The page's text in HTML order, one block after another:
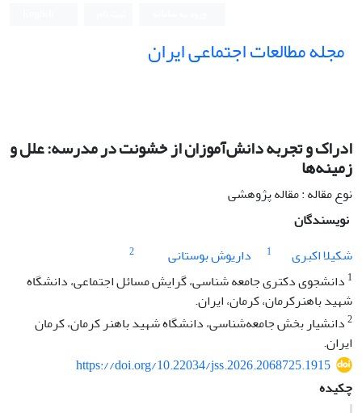
مجله مطالعات اجتماعی ایران
ادراک و تجربه دانش‌آموزان از خشونت در مدرسه: علل و
زمینه‌ها
نوع مقاله : مقاله پژوهشی
نویسندگان
شکیلا اکبری
1 داریوش بوستانی
2
1 دانشجوی دکتری جامعه شناسی، گرایش مسائل اجتماعی، دانشگاه
شهید باهنرکرمان، کرمان، ایران.
2دانشیار بخش جامعه‌شناسی، دانشگاه شهید باهنر کرمان، کرمان
ایران.
https://doi.org/10.22034/jss.2026.2068725.1915
چکیده